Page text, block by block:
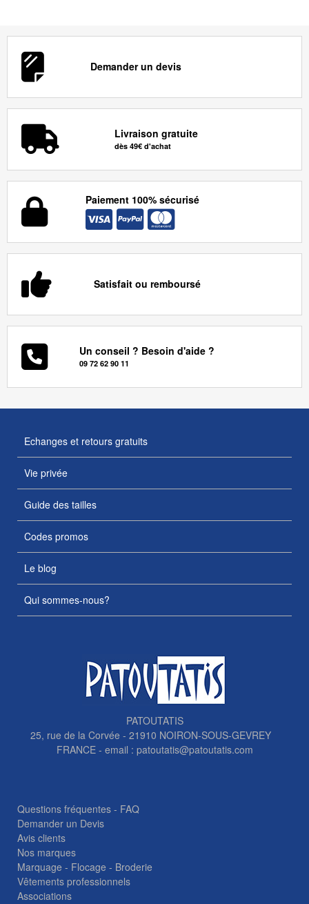
Demander un devis
Livraison gratuite
dès 49€ d'achat
Paiement 100% sécurisé
Satisfait ou remboursé
Un conseil ? Besoin d'aide ?
09 72 62 90 11
Echanges et retours gratuits
Vie privée
Guide des tailles
Codes promos
Le blog
Qui sommes-nous?
PATOUTATIS
25, rue de la Corvée - 21910 NOIRON-SOUS-GEVREY
FRANCE - email : patoutatis@patoutatis.com
Questions fréquentes - FAQ
Demander un Devis
Avis clients
Nos marques
Marquage - Flocage - Broderie
Vêtements professionnels
Associations